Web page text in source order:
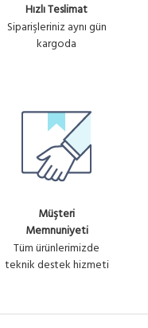
Ürün
No :
Hızlı Teslimat
Siparişleriniz aynı gün
kargoda
Müşteri
Memnuniyeti
Tüm ürünlerimizde
teknik destek hizmeti